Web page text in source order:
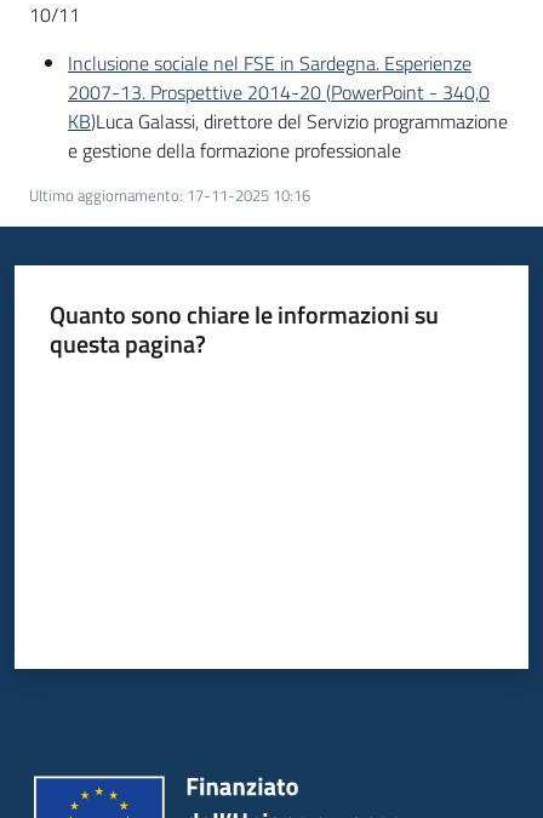
10/11
Inclusione sociale nel FSE in Sardegna. Esperienze
2007-13. Prospettive 2014-20(PowerPoint - 340,0
KB)Luca Galassi, direttore del Servizio programmazione
e gestione della formazione professionale
Ultimo aggiornamento: 17-11-2025 10:16
Quanto sono chiare le informazioni su
questa pagina?